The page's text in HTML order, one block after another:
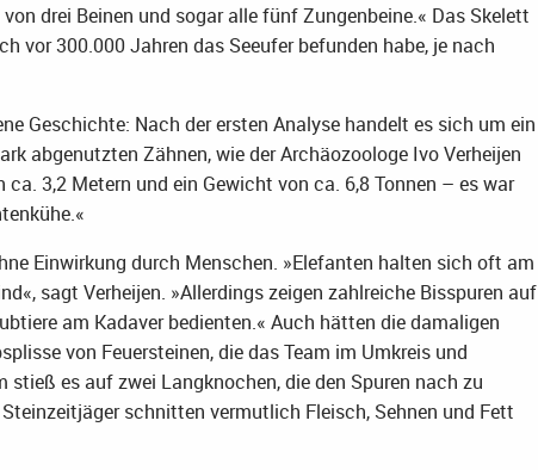
drei Beinen und sogar alle fünf Zungenbeine.« Das Skelett
vor 300.000 Jahren das Seeufer befunden habe, je nach
Geschichte: Nach der ersten Analyse handelt es sich um ein
abgenutzten Zähnen, wie der Archäozoologe Ivo Verheijen
3,2 Metern und ein Gewicht von ca. 6,8 Tonnen – es war
Einwirkung durch Menschen. »Elefanten halten sich oft am
sagt Verheijen. »Allerdings zeigen zahlreiche Bisspuren auf
am Kadaver bedienten.« Auch hätten die damaligen
von Feuersteinen, die das Team im Umkreis und
es auf zwei Langknochen, die den Spuren nach zu
schnitten vermutlich Fleisch, Sehnen und Fett